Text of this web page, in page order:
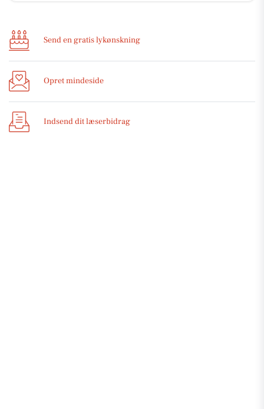
Send en gratis lykønskning
Opret mindeside
Indsend dit læserbidrag